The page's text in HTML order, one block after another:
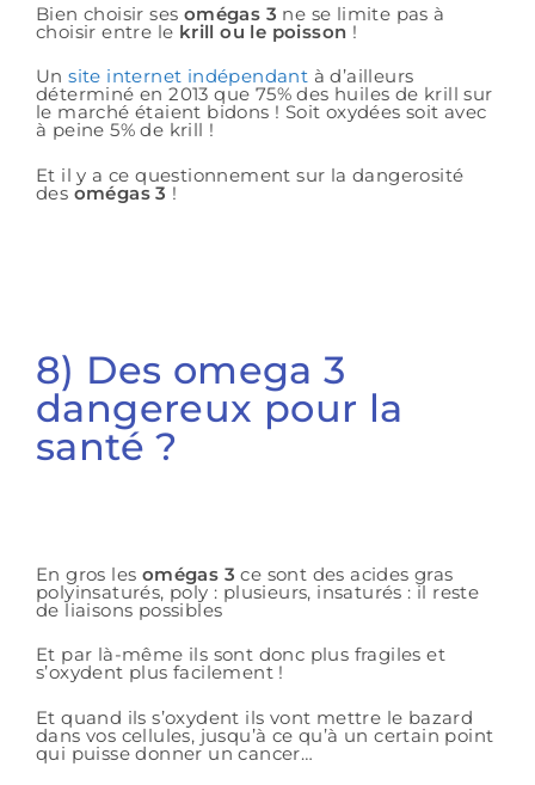
Bien choisir ses omégas 3 ne se limite pas à
choisir entre le krill ou le poisson !
Unsite internet indépendant à d’ailleurs
déterminé en 2013 que 75% des huiles de krill sur
le marché étaient bidons ! Soit oxydées soit avec
à peine 5% de krill !
Et il y a ce questionnement sur la dangerosité
des omégas 3 !
8) Des omega 3
dangereux pour la
santé ?
En gros les omégas 3 ce sont des acides gras
polyinsaturés, poly : plusieurs, insaturés : il reste
de liaisons possibles
Et par là-même ils sont donc plus fragiles et
s’oxydent plus facilement !
Et quand ils s’oxydent ils vont mettre le bazard
dans vos cellules, jusqu’à ce qu’à un certain point
qui puisse donner un cancer…